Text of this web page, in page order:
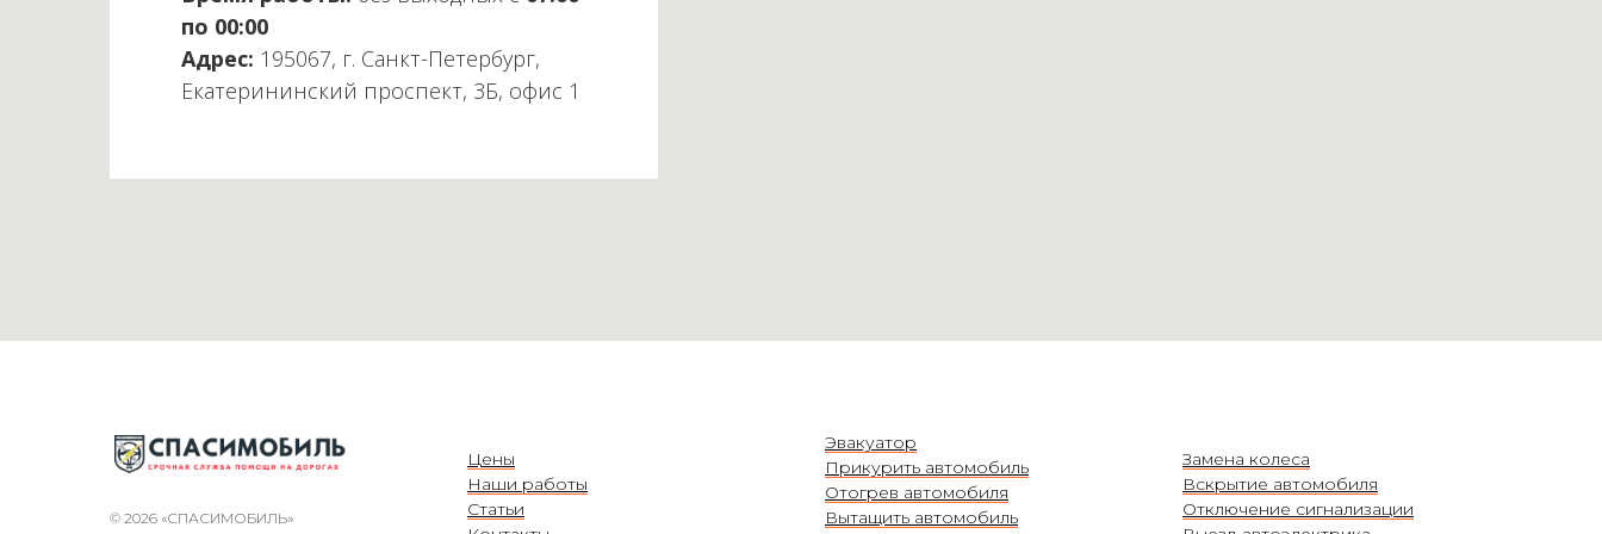
по 00:00
Адрес: 195067, г. Санкт-Петербург,
Екатерининский проспект, 3Б, офис 1
© 2026 «СПАСИМОБИЛЬ»
Цены
Наши работы
Статьи
Эвакуатор
Прикурить автомобиль
Отогрев автомобиля
Вытащить автомобиль
Замена колеса
Вскрытие автомобиля
Отключение сигнализации